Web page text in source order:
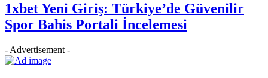
1xbet Yeni Giriş: Türkiye’de Güvenilir
Spor Bahis Portali İncelemesi
- Advertisement -